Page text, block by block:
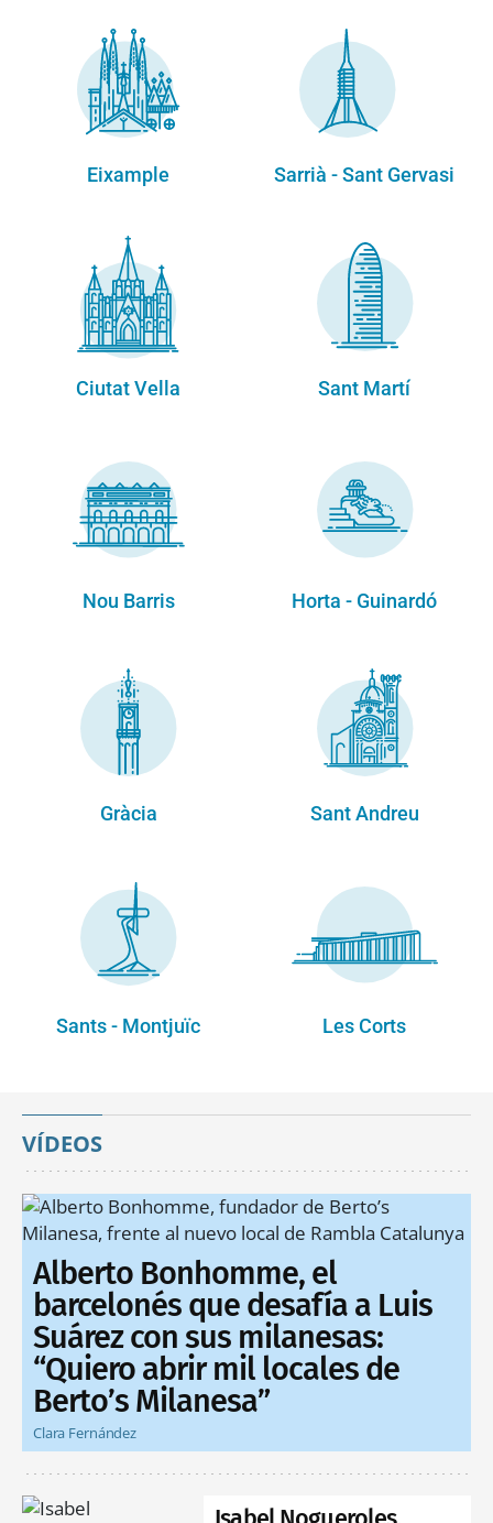
Eixample Sarrià - Sant Gervasi
Ciutat Vella Sant Martí
Nou Barris Horta - Guinardó
Gràcia Sant Andreu
Sants - Montjuïc Les Corts
VÍDEOS
Alberto Bonhomme, el
barcelonés que desafía a Luis
Suárez con sus milanesas:
“Quiero abrir mil locales de
Berto’s Milanesa”
Clara Fernández